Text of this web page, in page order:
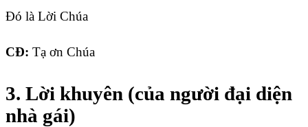
Đó là Lời Chúa
CĐ: Tạ ơn Chúa
3. Lời khuyên (của người đại diện
nhà gái)